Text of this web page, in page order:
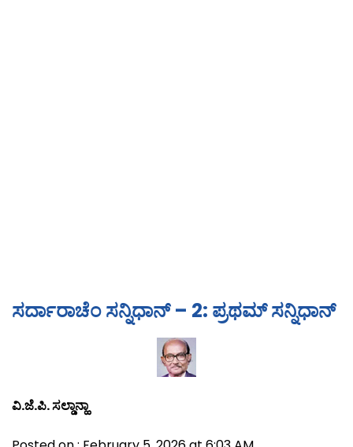
ಸರ್ದಾರಾಚೆಂ ಸನ್ನಿಧಾನ್ – 2: ಪ್ರಥಮ್ ಸನ್ನಿಧಾನ್
ವಿ.ಜೆ.ಪಿ. ಸಲ್ಡಾನ್ಹಾ